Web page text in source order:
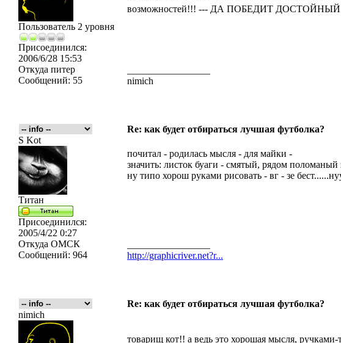
Пользователь 2 уровня
Присоединился:
2006/6/28 15:53
Откуда питер
Сообщений: 55
возможностей!!! --- ДА ПОБЕДИТ
nimich
Re: как будет отбираться лучшая футболка?
S Kot
Титан
Присоединился:
2005/4/22 0:27
Откуда ОМСК
Сообщений: 964
почитал - родилась мысля - для майки -
значить: листок буаги - смятый, рядом поломаный
ну типо хорош руками рисовать - вг - зе
http://graphicriver.net?r...
Re: как будет отбираться лучшая футболка?
nimich
товарищ кот!! а ведь это хорошая мысля,